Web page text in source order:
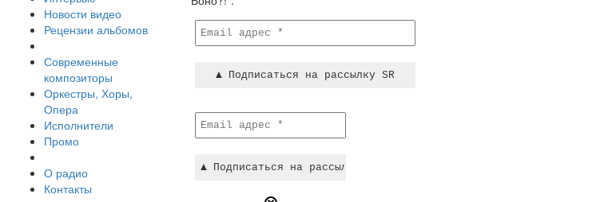
Новости видео
Рецензии альбомов
Современные
композиторы
Оркестры, Хоры,
Опера
Исполнители
Промо
О радио
Контакты